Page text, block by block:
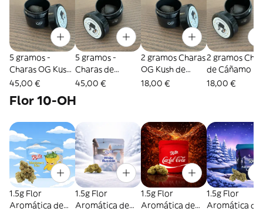
5 gramos -
Charas OG Kush
La Cordobesa
45,00 €
5 gramos -
Charas de
Cáñamo La
20,35% CBD y
45,00 €
2 gramos Charas
OG Kush de
Cáñamo La
18,00 €
2 gramos
de Cáñamo La
Cordobesa
18,00 €
Flor 10-OH
1.5g Flor
Aromática de
1.5g Flor
Aromática de
1.5g Flor
Aromática de
1.5g Flor
Aromática de